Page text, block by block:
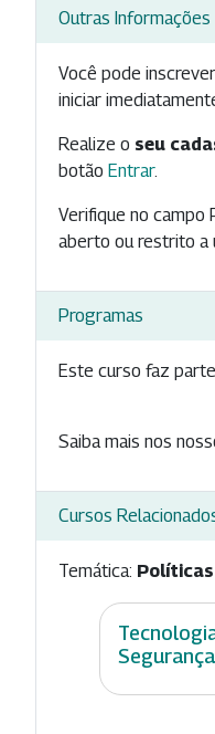
Outras Informações
Você pode
iniciar
Realize o seu
botão Entrar.
Verifique no campo
aberto ou restrito a
Programas
Este curso faz
Saiba mais nos
Cursos
Temática: Políticas